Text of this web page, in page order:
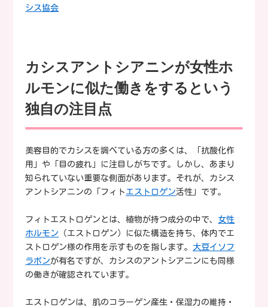
シス協会
カシスアントシアニンが女性ホ
ルモンに似た働きをするという
独自の注目点
美容目的でカシスを調べている方の多くは、「抗酸化作
用」や「目の疲れ」に注目しがちです。しかし、あまり
知られていない重要な側面があります。それが、カシス
アントシアニンの「フィト エストロゲン活性」です。
フィトエストロゲンとは、植物が持つ成分の中で、 女性
ホルモン （エストロゲン）に似た構造を持ち、体内でエ
ストロゲン様の作用を示すものを指します。 大豆イソフ
ラボンが有名ですが、カシスのアントシアニンにも同様
の働きが確認されています。
エストロゲンは、肌のコラーゲン産生・保湿力の維持・